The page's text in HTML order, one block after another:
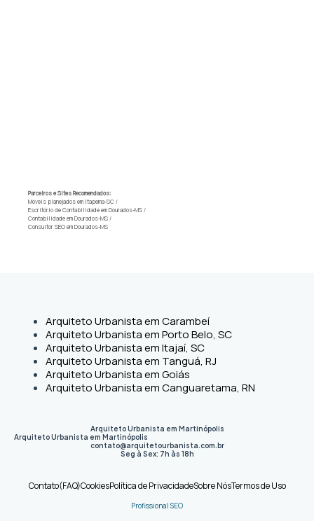
Parceiros e Sites Recomendados:
Móveis planejados em Itapema-SC /
Escritório de Contabilidade em Dourados-MS /
Contabilidade em Dourados-MS /
Consultor SEO em Dourados-MS
Arquiteto Urbanista em Carambeí
Arquiteto Urbanista em Porto Belo, SC
Arquiteto Urbanista em Itajaí, SC
Arquiteto Urbanista em Tanguá, RJ
Arquiteto Urbanista em Goiás
Arquiteto Urbanista em Canguaretama, RN
Arquiteto Urbanista em Martinópolis
Arquiteto Urbanista em Martinópolis
contato@arquitetourbanista.com.br
Seg à Sex: 7h às 18h
Contato(FAQ)CookiesPolítica de PrivacidadeSobre NósTermos de Uso
Profissional SEO